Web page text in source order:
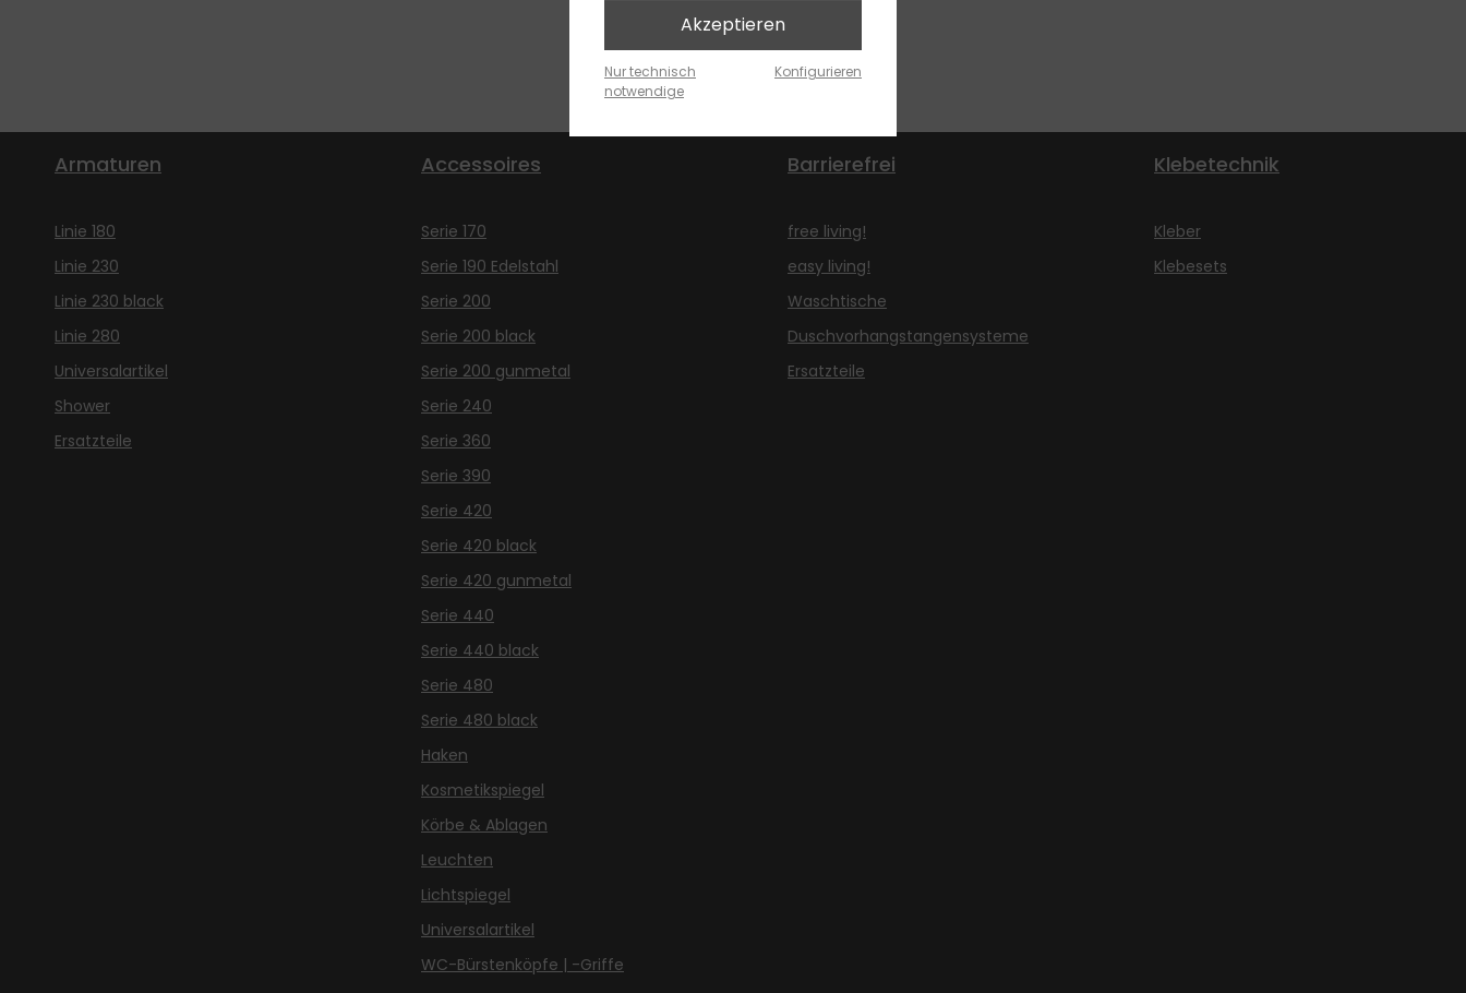
Armaturen
Linie 180
Linie 230
Linie 230 black
Linie 280
Universalartikel
Shower
Ersatzteile
Accessoires
Serie 170
Serie 190 Edelstahl
Serie 200
Serie 200 black
Serie 200 gunmetal
Serie 240
Serie 360
Serie 390
Serie 420
Serie 420 black
Serie 420 gunmetal
Serie 440
Serie 440 black
Serie 480
Serie 480 black
Haken
Kosmetikspiegel
Körbe & Ablagen
Leuchten
Lichtspiegel
Universalartikel
WC-Bürstenköpfe | -Griffe
Barrierefrei
free living!
easy living!
Waschtische
Duschvorhangstangensysteme
Ersatzteile
Klebetechnik
Kleber
Klebesets
Akzeptieren
Nur technisch
notwendige
Konfigurieren